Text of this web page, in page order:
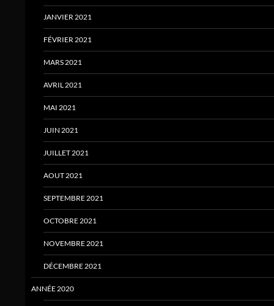
JANVIER 2021
FÉVRIER 2021
MARS 2021
AVRIL 2021
MAI 2021
JUIN 2021
JUILLET 2021
AOUT 2021
SEPTEMBRE 2021
OCTOBRE 2021
NOVEMBRE 2021
DÉCEMBRE 2021
ANNÉE 2020